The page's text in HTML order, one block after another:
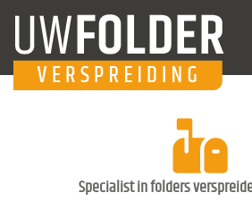
Specialist in folders